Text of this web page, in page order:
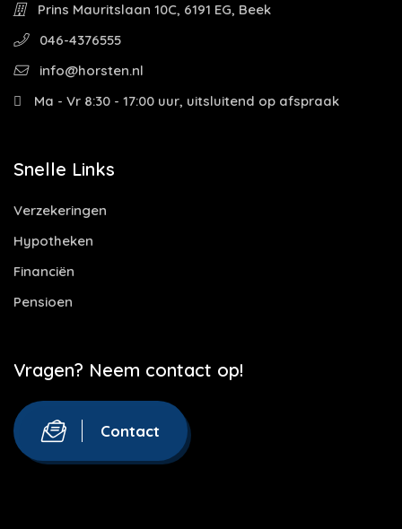
Prins Mauritslaan 10C, 6191 EG, Beek
046-4376555
info@horsten.nl
Ma - Vr 8:30 - 17:00 uur, uitsluitend op afspraak
Snelle Links
Verzekeringen
Hypotheken
Financiën
Pensioen
Vragen? Neem contact op!
Contact